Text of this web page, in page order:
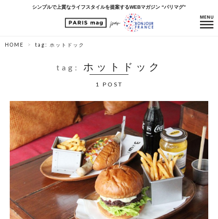
シンプルで上質なライフスタイルを提案するWEBマガジン “パリマグ”
HOME tag: ホットドック
tag: ホットドック
1 POST